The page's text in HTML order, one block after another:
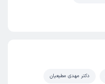
دکتر مهدی مطیعیان